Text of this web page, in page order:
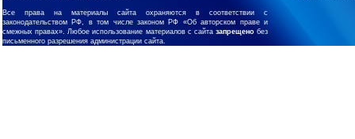
Все права на материалы сайта охраняются в соответствии с
законодательством РФ, в том числе законом РФ «Об авторском праве и
смежных правах». Любое использование материалов с сайта запрещенобез
письменного разрешения администрации сайта.